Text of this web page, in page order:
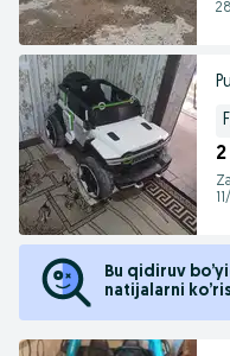
Bu qidiruv
natijalarni